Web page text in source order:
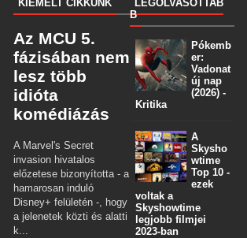
LEGOLVASOTTAB
B
Pókemb
er:
Vadonat
új nap
(2026) -
Kritika
A
Skysho
wtime
Top 10 -
ezek
voltak a
Skyshowtime
legjobb filmjei
2023-ban
KIEMELT CIKKÜNK
Az MCU 5.
fázisában nem
lesz több
idióta
komédiázás
A Marvel's Secret
invasion hivatalos
előzetese bizonyította - a
hamarosan induló
Disney+ felületén -, hogy
a jelenetek közti és alatti
k...